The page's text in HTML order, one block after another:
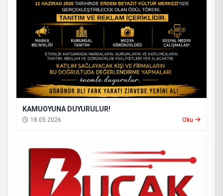
KAMUOYUNA DUYURULUR!
18.05.2026 Oku